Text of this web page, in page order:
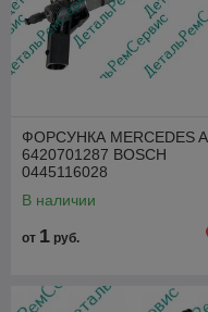
ФОРСУНКА MERCEDES A
6420701287 BOSCH
0445116028
В наличии
от 1 руб.